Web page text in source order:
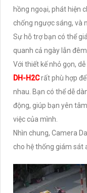
hồng ngoại, phát hiện
chống ngược sáng, và
Sự hỗ trợ bạn có thể
quanh cả ngày lẫn
Với thiết kế nhỏ gọn,
DH-H2Crất phù hợp
nhau. Bạn có thể dễ
động, giúp bạn yên
việc của mình.
Nhìn chung, Camera
cho hệ thống giám sát